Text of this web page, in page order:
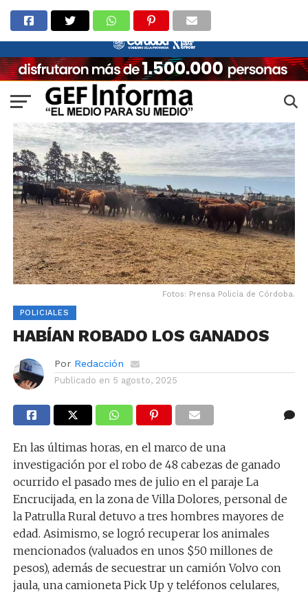
Fotos: Prensa Policía de Córdoba.
POLICIALES
HABÍAN ROBADO LOS GANADOS
Por Redacción
Publicado en 5 agosto, 2025
En las últimas horas, en el marco de una
investigación por el robo de 48 cabezas de ganado
ocurrido el pasado mes de julio en el paraje La
Encrucijada, en la zona de Villa Dolores, personal de
la Patrulla Rural detuvo a tres hombres mayores de
edad. Asimismo, se logró recuperar los animales
mencionados (valuados en unos $50 millones de
pesos), además de secuestrar un camión Volvo con
jaula, una camioneta Pick Up y teléfonos celulares,